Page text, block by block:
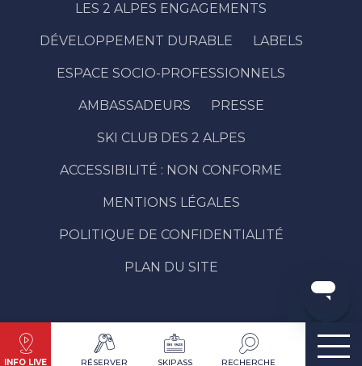
INFO LIVE RÉSERVER SKIPASS RECHERCHE
LES 2 ALPES ENGAGEMENTS
DÉVELOPPEMENT DURABLE LABELS
ESPACE SOCIO-PROFESSIONNELS
AMBASSADEURS PRESSE
SKI CLUB DES 2 ALPES
ACCESSIBILITÉ : NON CONFORME
MENTIONS LÉGALES
POLITIQUE DE CONFIDENTIALITÉ
PLAN DU SITE